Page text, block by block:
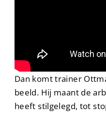
Dan komt trainer
beeld. Hij maant de
heeft stilgelegd, tot